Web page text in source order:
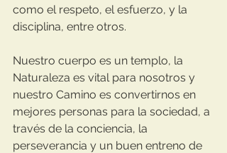
como el respeto, el esfuerzo, y la
disciplina, entre otros.⁣
Nuestro cuerpo es un templo, la
Naturaleza es vital para nosotros y
nuestro Camino es convertirnos en
mejores personas para la sociedad, a
través de la conciencia, la
perseverancia y un buen entreno de